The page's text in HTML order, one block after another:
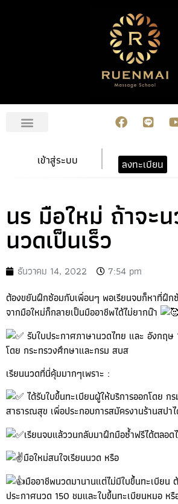
เข้าสู่ระบบ ลงทะเบียน
นร มือใหม่ ถ้าจะ
นวดเป็นเร็ว
ธันวาคม 14, 2022
7:54 pm
ต้องขยันฝึกซ้อมกับเพื่อนๆ พอเรียนจบก็หาที่ฝึก
จากมือใหม่ก็กลายเป็นมืออาชีพได้ไม่ยากน๊า
รับใบประกาศภาษานวดไทย และ อังกฤ
โดย กระทรวงศึกษาและกรม สบส
เรียนนวดที่นี่คุ้มมากๆเพราะ :
ได้รับใบขึ้นทะเบียนผู้ให้บริการออกโดย ก
สาธารณสุข เพื่อประกอบการสมัครงานร้านสปา
เรียนจบแล้ววนกลับมาฝึกมือซ้ำฟรีได้ตลอด
มือใหม่สนใจเรียนนวด หรือ
มืออาชีพนวดมานานแต่ไม่มีใบขึ้นทะเบียน
ประกาศนวด 150 ชมและใบขึ้นทะเบียนหมอ ห